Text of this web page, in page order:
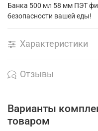
Банка 500 мл 58 мм ПЭТ
безопасности вашей еды!
Характеристики
Отзывы
Варианты
товаром